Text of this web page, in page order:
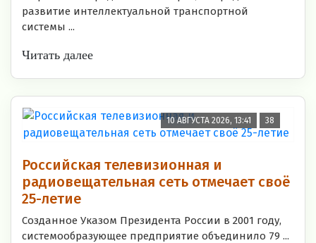
развитие интеллектуальной транспортной
системы ...
Читать далее
10 АВГУСТА 2026, 13:41 38
Российская телевизионная и
радиовещательная сеть отмечает своё
25-летие
Созданное Указом Президента России в 2001 году,
системообразующее предприятие объединило 79 ...